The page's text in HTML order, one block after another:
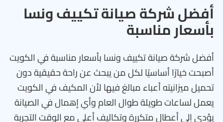
أفضل شركة صيانة تكييف ونسا
بأسعار مناسبة
أفضل شركة صيانة تكييف ونسا بأسعار مناسبة في الكويت
أصبحت خيارًا أساسيًا لكل من يبحث عن راحة حقيقية دون
تحميل ميزانيته أعباء مبالغ فيها لأن المكيف في الكويت
يعمل لساعات طويلة طوال العام وأي إهمال في الصيانة
يؤدي إلى أعطال متكررة وتكاليف أعلى مع الوقت التجربة